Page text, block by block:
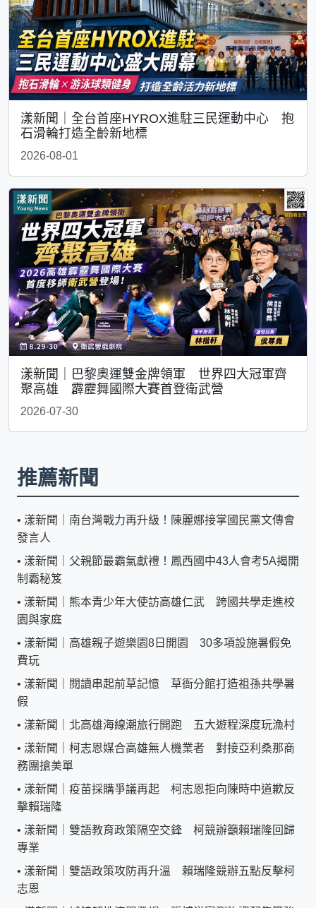
漾新聞｜全台首座HYROX進駐三民運動中心 抱
石滑輪打造全齡新地標
2026-08-01
漾新聞｜巴黎奧運雙金牌領軍 世界四大冠軍齊
聚高雄 霹靂舞國際大賽首登衛武營
2026-07-30
推薦新聞
• 漾新聞｜南台灣戰力再升級！陳麗娜接掌國民黨文傳會
發言人
• 漾新聞｜父親節最霸氣獻禮！鳳西國中43人會考5A揭開
制霸秘笈
• 漾新聞｜熊本青少年大使訪高雄仁武 跨國共學走進校
園與家庭
• 漾新聞｜高雄親子遊樂園8日開園 30多項設施暑假免
費玩
• 漾新聞｜閱讀串起前草記憶 草衙分館打造祖孫共學暑
假
• 漾新聞｜北高雄海線潮旅行開跑 五大遊程深度玩漁村
• 漾新聞｜柯志恩媒合高雄無人機業者 對接亞利桑那商
務團搶美單
• 漾新聞｜疫苗採購爭議再起 柯志恩拒向陳時中道歉反
擊賴瑞隆
• 漾新聞｜雙語教育政策隔空交鋒 柯競辦籲賴瑞隆回歸
專業
• 漾新聞｜雙語政策攻防再升溫 賴瑞隆競辦五點反擊柯
志恩